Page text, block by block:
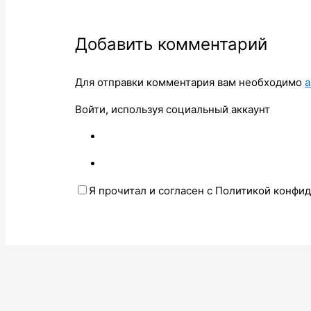
Добавить комментарий
Для отправки комментария вам необходимо
Войти, используя социальный аккаунт
Я прочитал и согласен с Политикой